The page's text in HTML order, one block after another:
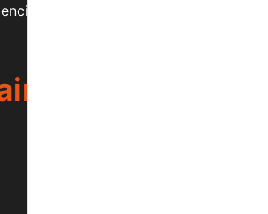
Ces petits bouts de code
YouTube